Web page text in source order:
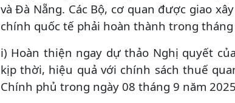
và Đà Nẵng. Các Bộ, cơ quan được giao
chính quốc tế phải hoàn thành trong tháng
i) Hoàn thiện ngay dự thảo Nghị quyết
kịp thời, hiệu quả với chính sách thuế
Chính phủ trong ngày 08 tháng 9 năm